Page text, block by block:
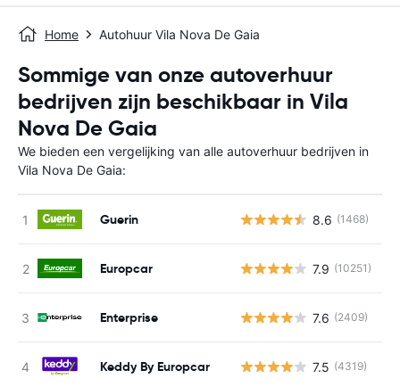
Home Autohuur Vila Nova De Gaia
Sommige van onze autoverhuur
bedrijven zijn beschikbaar in Vila
Nova De Gaia
We bieden een vergelijking van alle autoverhuur bedrijven in
Vila Nova De Gaia:
Guerin 8.6 (1468)
Europcar 7.9 (10251)
Enterprise 7.6 (2409)
Keddy By Europcar 7.5 (4319)